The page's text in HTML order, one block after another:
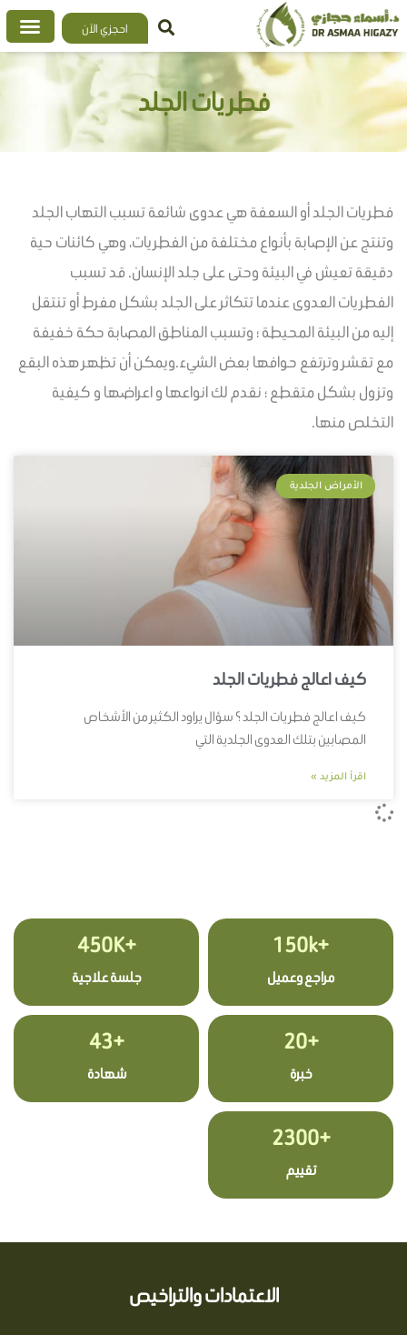
تخطي
إلى
المحتوى
احجزي الآن
فطريات الجلد
فطريات الجلد أو السعفة هي عدوى شائعة تسبب التهاب الجلد
وتنتج عن الإصابة بأنواع مختلفة من الفطريات، وهي كائنات حية
دقيقة تعيش في البيئة وحتى على جلد الإنسان. قد تسبب
الفطريات العدوى عندما تتكاثر على الجلد بشكل مفرط أو تنتقل
إليه من البيئة المحيطة ؛ وتسبب المناطق المصابة حكة خفيفة
مع تقشر وترتفع حوافها بعض الشيء.ويمكن أن تظهر هذه البقع
وتزول بشكل متقطع ؛ نقدم لك انواعها و اعراضها و كيفية
التخلص منها.
الأمراض الجلدية
كيف اعالج فطريات الجلد
كيف اعالج فطريات الجلد ؟ سؤال يراود الكثير من الأشخاص
المصابين بتلك العدوى الجلدية التي
اقرأ المزيد »
+150k
مراجع وعميل
+450K
جلسة علاجية
+20
خبرة
+43
شهادة
+2300
تقييم
الاعتمادات والتراخيص